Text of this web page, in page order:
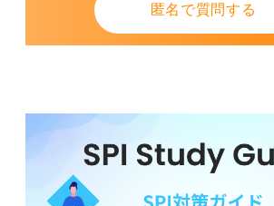
匿名で質問する